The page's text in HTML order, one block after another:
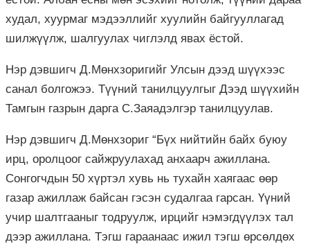
худал, хуурмаг мэдээллийг хуулийн байгууллагад
шилжүүлж, шалгуулах чиглэлд явах ёстой.
Нэр дэвшигч Д.Мөнхзоригийг Улсын дээд шүүхээс
санал болгожээ. Түүний танилцуулгыг Дээд шүүхийн
Тамгын газрын дарга С.Заяадэлгэр танилцуулав.
Нэр дэвшигч Д.Мөнхзориг “Бүх нийтийн байх буюу
ирц, оролцоог сайжруулахад анхаарч ажиллана.
Сонгогчдын 50 хүртэл хувь нь тухайн хаягаас өөр
газар ажиллаж байсан гэсэн судалгаа гарсан. Үүний
учир шалтгааныг тодруулж, ирцийг нэмэгдүүлэх тал
дээр ажиллана. Тэгш гараанаас ижил тэгш өрсөлдөх